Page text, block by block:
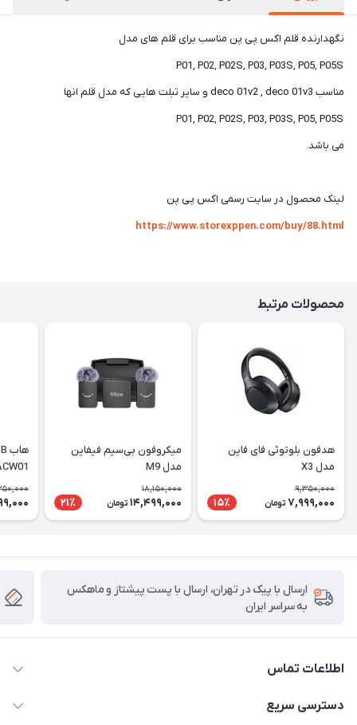
نگهدارنده قلم اکس پی پن مناسب برای قلم های مدل
مناسب deco 01v2 , deco 01v3 و سایر تبلت هایی که مدل قلم انها
می باشد.
لینک محصول در سایت رسمی اکس پی پن
https://www.storexppen.com/buy/88.html
محصولات مرتبط
هدفون بلوتوثی فای فاین
مدل X3
9,350,000
7,999,000 تومان 15٪
میکروفون بی‌سیم فیفاین
مدل M9
18,150,000
14,499,000 تومان 21٪
ارسال با پیک در تهران، ارسال با پست پیشتاز و ماهکس
به سراسر ایران
اطلاعات تماس
۰۲۱91095320 - 09120057355 - 09915561288
دسترسی سریع